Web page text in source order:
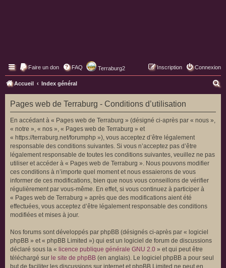
Pages web de Terraburg
Faire un don FAQ Terraburg2 Connexion
Inscription
Accueil Index général
e
Pages web de Terraburg - Conditions d’utilisation
En accédant à « Pages web de Terraburg » (désigné ci-après par « nous »,
« notre », « nos », « Pages web de Terraburg » et
« https://terraburg.net/forumphp »), vous acceptez d’être légalement
responsable des conditions suivantes. Si vous n’acceptez pas d’être
légalement responsable de toutes les conditions suivantes, veuillez ne pas
utiliser et accéder à « Pages web de Terraburg ». Nous pouvons modifier
ces conditions à n’importe quel moment et nous essaierons de vous
informer de ces modifications, bien que nous vous conseillons de vérifier
régulièrement par vous-même. En effet, si vous continuez à participer à
« Pages web de Terraburg » après que des modifications aient été
effectuées, vous acceptez d’être légalement responsable des conditions
modifiées et mises à jour.
Nos forums sont développés par phpBB (désignés ci-après par « logiciel
phpBB » et « phpBB Limited ») qui est un logiciel de forum de discussions
déclaré sous la « licence publique générale GNU 2.0 » et qui peut être
téléchargé sur le site de phpBB (en anglais). Le logiciel phpBB a pour seul
but de faciliter les discussions sur internet et phpBB Limited ne peut en